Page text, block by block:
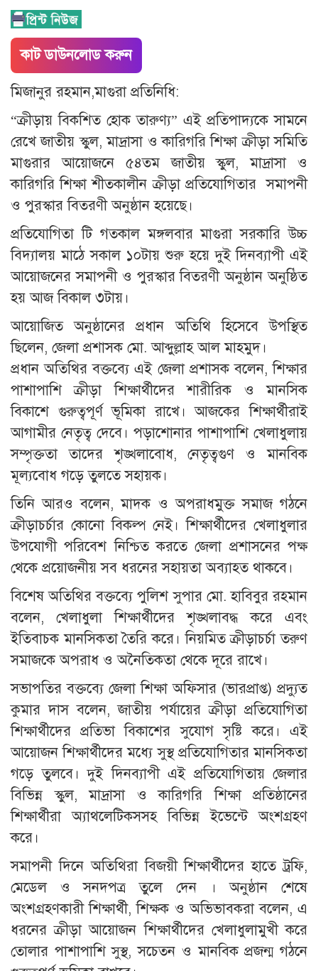
কাট ডাউনলোড করুন
মিজানুর রহমান,মাগুরা প্রতিনিধি:
“ক্রীড়ায় বিকশিত হোক তারুণ্য” এই প্রতিপাদ্যকে সামনে
রেখে জাতীয় স্কুল, মাদ্রাসা ও কারিগরি শিক্ষা ক্রীড়া সমিতি
মাগুরার আয়োজনে ৫৪তম জাতীয় স্কুল, মাদ্রাসা ও
কারিগরি শিক্ষা শীতকালীন ক্রীড়া প্রতিযোগিতার সমাপনী
ও পুরস্কার বিতরণী অনুষ্ঠান হয়েছে।
প্রতিযোগিতা টি গতকাল মঙ্গলবার মাগুরা সরকারি উচ্চ
বিদ্যালয় মাঠে সকাল ১০টায় শুরু হয়ে দুই দিনব্যাপী এই
আয়োজনের সমাপনী ও পুরস্কার বিতরণী অনুষ্ঠান অনুষ্ঠিত
হয় আজ বিকাল ৩টায়।
আয়োজিত অনুষ্ঠানের প্রধান অতিথি হিসেবে উপস্থিত
ছিলেন, জেলা প্রশাসক মো. আব্দুল্লাহ আল মাহমুদ।
প্রধান অতিথির বক্তব্যে এই জেলা প্রশাসক বলেন, শিক্ষার
পাশাপাশি ক্রীড়া শিক্ষার্থীদের শারীরিক ও মানসিক
বিকাশে গুরুত্বপূর্ণ ভূমিকা রাখে। আজকের শিক্ষার্থীরাই
আগামীর নেতৃত্ব দেবে। পড়াশোনার পাশাপাশি খেলাধুলায়
সম্পৃক্ততা তাদের শৃঙ্খলাবোধ, নেতৃত্বগুণ ও মানবিক
মূল্যবোধ গড়ে তুলতে সহায়ক।
তিনি আরও বলেন, মাদক ও অপরাধমুক্ত সমাজ গঠনে
ক্রীড়াচর্চার কোনো বিকল্প নেই। শিক্ষার্থীদের খেলাধুলার
উপযোগী পরিবেশ নিশ্চিত করতে জেলা প্রশাসনের পক্ষ
থেকে প্রয়োজনীয় সব ধরনের সহায়তা অব্যাহত থাকবে।
বিশেষ অতিথির বক্তব্যে পুলিশ সুপার মো. হাবিবুর রহমান
বলেন, খেলাধুলা শিক্ষার্থীদের শৃঙ্খলাবদ্ধ করে এবং
ইতিবাচক মানসিকতা তৈরি করে। নিয়মিত ক্রীড়াচর্চা তরুণ
সমাজকে অপরাধ ও অনৈতিকতা থেকে দূরে রাখে।
সভাপতির বক্তব্যে জেলা শিক্ষা অফিসার (ভারপ্রাপ্ত) প্রদ্যুত
কুমার দাস বলেন, জাতীয় পর্যায়ের ক্রীড়া প্রতিযোগিতা
শিক্ষার্থীদের প্রতিভা বিকাশের সুযোগ সৃষ্টি করে। এই
আয়োজন শিক্ষার্থীদের মধ্যে সুস্থ প্রতিযোগিতার মানসিকতা
গড়ে তুলবে। দুই দিনব্যাপী এই প্রতিযোগিতায় জেলার
বিভিন্ন স্কুল, মাদ্রাসা ও কারিগরি শিক্ষা প্রতিষ্ঠানের
শিক্ষার্থীরা অ্যাথলেটিকসসহ বিভিন্ন ইভেন্টে অংশগ্রহণ
করে।
সমাপনী দিনে অতিথিরা বিজয়ী শিক্ষার্থীদের হাতে ট্রফি,
মেডেল ও সনদপত্র তুলে দেন । অনুষ্ঠান শেষে
অংশগ্রহণকারী শিক্ষার্থী, শিক্ষক ও অভিভাবকরা বলেন, এ
ধরনের ক্রীড়া আয়োজন শিক্ষার্থীদের খেলাধুলামুখী করে
তোলার পাশাপাশি সুস্থ, সচেতন ও মানবিক প্রজন্ম গঠনে